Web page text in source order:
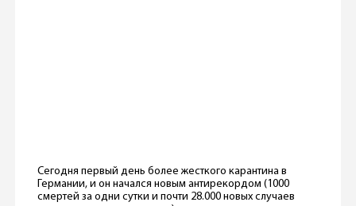
Сегодня первый день более жесткого карантина в
Германии, и он начался новым антирекордом (1000
смертей за одни сутки и почти 28.000 новых случаев